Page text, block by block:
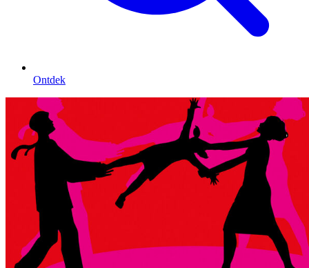
Ontdek